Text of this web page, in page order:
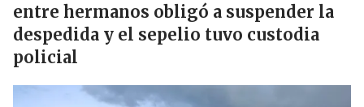
entre hermanos obligó a suspender la
despedida y el sepelio tuvo custodia
policial